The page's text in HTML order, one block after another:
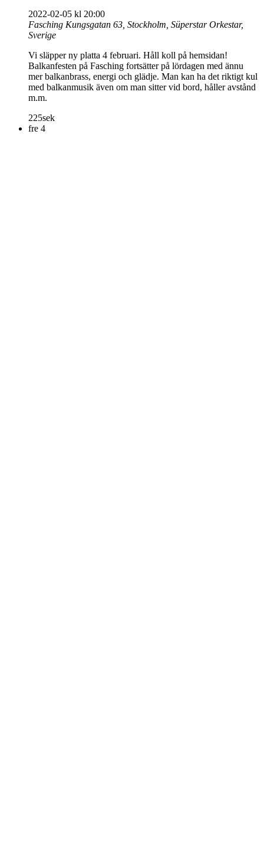
2022-02-05 kl 20:00
Fasching Kungsgatan 63, Stockholm, Süperstar Orkestar,
Sverige
Vi släpper ny platta 4 februari. Håll koll på hemsidan!
Balkanfesten på Fasching fortsätter på lördagen med ännu
mer balkanbrass, energi och glädje. Man kan ha det riktigt kul
med balkanmusik även om man sitter vid bord, håller avstånd
m.m.
225sek
fre 4